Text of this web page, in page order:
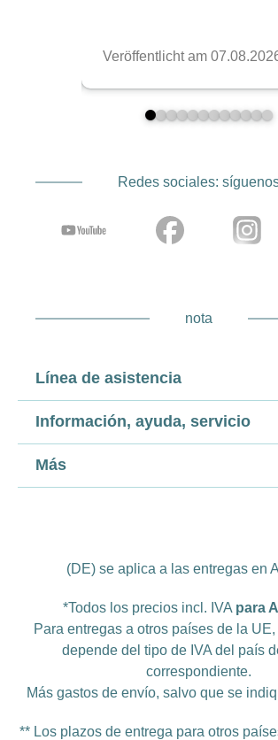
Redes sociales:
nota
Línea de asistencia
Información, ayuda, servicio
Más
(DE) se aplica a las entregas en
*Todos los precios incl. IVA para
Para entregas a otros países de la UE,
depende del tipo de IVA del país
correspondiente.
Más gastos de envío, salvo que se
** Los plazos de entrega para otros